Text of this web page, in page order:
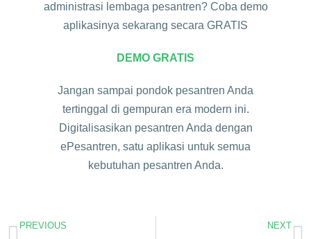
administrasi lembaga pesantren? Coba demo
aplikasinya sekarang secara GRATIS
DEMO GRATIS
Jangan sampai pondok pesantren Anda
tertinggal di gempuran era modern ini.
Digitalisasikan pesantren Anda dengan
ePesantren, satu aplikasi untuk semua
kebutuhan pesantren Anda.
PREVIOUS NEXT